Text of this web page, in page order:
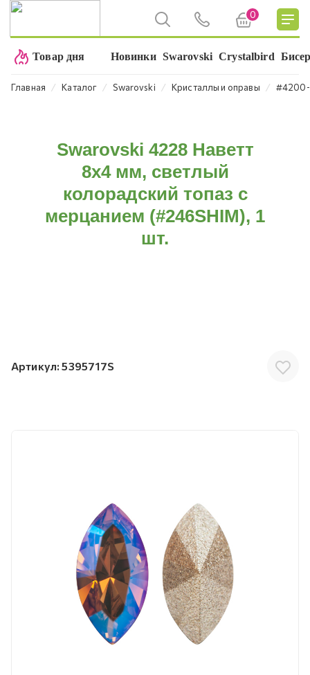
0
Товар дня Новинки Swarovski Crystalbird
Главная ⁄ Каталог ⁄ Swarovski ⁄ Кристаллы и оправы ⁄ #4200-
Swarovski 4228 Наветт
8х4 мм, светлый
колорадский топаз с
мерцанием (#246SHIM), 1
шт.
Артикул: 5395717S